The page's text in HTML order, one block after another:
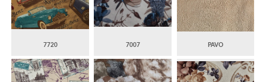
7720 7007 PAVO